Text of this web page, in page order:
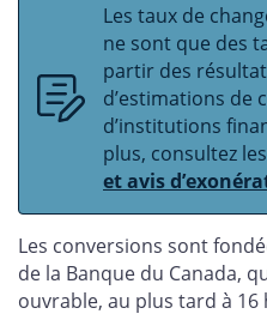
Les taux de
ne sont que des
partir des
d’estimations de
d’institutions
plus, consultez les
et avis
Les conversions sont
de la Banque du Canada,
ouvrable, au plus tard à 16